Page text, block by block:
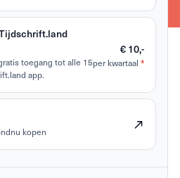
toegang tot alle 15
app.
€ 10,-
per kwartaal *
kopen